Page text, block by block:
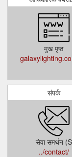
मुख पृष्ठ
संपर्क
सेवा समर्थन (S
../contact/